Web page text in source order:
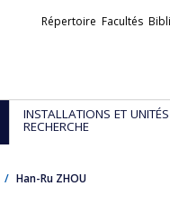
Liens
Répertoire Facultés
INSTALLATIONS ET
RECHERCHE
Han-Ru ZHOU